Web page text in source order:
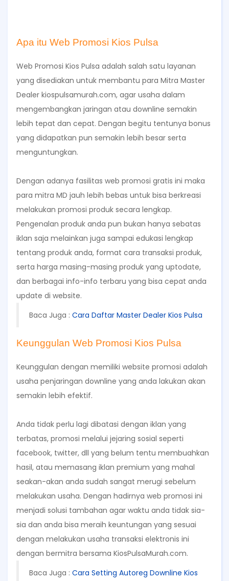
Apa itu Web Promosi Kios Pulsa
Web Promosi Kios Pulsa adalah salah satu layanan
yang disediakan untuk membantu para Mitra Master
Dealer kiospulsamurah.com, agar usaha dalam
mengembangkan jaringan atau downline semakin
lebih tepat dan cepat. Dengan begitu tentunya bonus
yang didapatkan pun semakin lebih besar serta
menguntungkan.
Dengan adanya fasilitas web promosi gratis ini maka
para mitra MD jauh lebih bebas untuk bisa berkreasi
melakukan promosi produk secara lengkap.
Pengenalan produk anda pun bukan hanya sebatas
iklan saja melainkan juga sampai edukasi lengkap
tentang produk anda, format cara transaksi produk,
serta harga masing-masing produk yang uptodate,
dan berbagai info-info terbaru yang bisa cepat anda
update di website.
Baca Juga : Cara Daftar Master Dealer Kios Pulsa
Keunggulan Web Promosi Kios Pulsa
Keunggulan dengan memiliki website promosi adalah
usaha penjaringan downline yang anda lakukan akan
semakin lebih efektif.
Anda tidak perlu lagi dibatasi dengan iklan yang
terbatas, promosi melalui jejaring sosial seperti
facebook, twitter, dll yang belum tentu membuahkan
hasil, atau memasang iklan premium yang mahal
seakan-akan anda sudah sangat merugi sebelum
melakukan usaha. Dengan hadirnya web promosi ini
menjadi solusi tambahan agar waktu anda tidak sia-
sia dan anda bisa meraih keuntungan yang sesuai
dengan melakukan usaha transaksi elektronis ini
dengan bermitra bersama KiosPulsaMurah.com.
Baca Juga : Cara Setting Autoreg Downline Kios